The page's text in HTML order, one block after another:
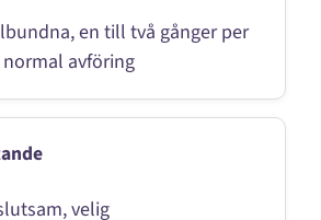
en till två gånger per
normal avföring
velig